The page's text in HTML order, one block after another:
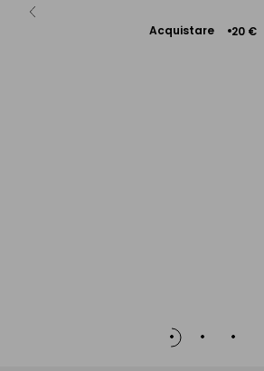
Acquistare 20 €
Aggiungere